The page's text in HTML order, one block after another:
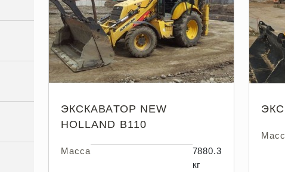
ЭКСКАВАТОР NEW
HOLLAND B110
Масса
7880.3
кг